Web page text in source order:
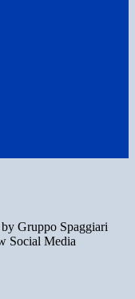
Gruppo Spaggiari
Social Media